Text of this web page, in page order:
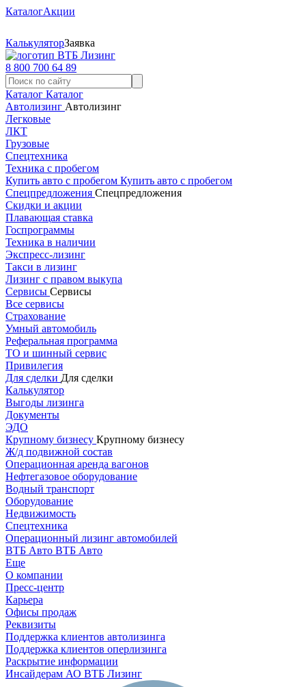
КаталогАкции
КалькуляторЗаявка
8 800 700 64 89
Каталог Каталог
Автолизинг Автолизинг
Легковые
ЛКТ
Грузовые
Спецтехника
Техника с пробегом
Купить авто с пробегом Купить авто с пробегом
Спецпредложения Спецпредложения
Скидки и акции
Плавающая ставка
Госпрограммы
Техника в наличии
Экспресс-лизинг
Такси в лизинг
Лизинг с правом выкупа
Сервисы Сервисы
Все сервисы
Страхование
Умный автомобиль
Реферальная программа
ТО и шинный сервис
Привилегия
Для сделки Для сделки
Калькулятор
Выгоды лизинга
Документы
ЭДО
Крупному бизнесу Крупному бизнесу
Ж/д подвижной состав
Операционная аренда вагонов
Нефтегазовое оборудование
Водный транспорт
Оборудование
Недвижимость
Спецтехника
Операционный лизинг автомобилей
ВТБ Авто ВТБ Авто
Еще
О компании
Пресс-центр
Карьера
Офисы продаж
Реквизиты
Поддержка клиентов автолизинга
Поддержка клиентов оперлизинга
Раскрытие информации
Инсайдерам АО ВТБ Лизинг